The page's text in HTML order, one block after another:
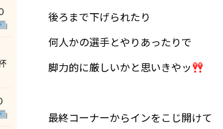
後ろまで下げられたり
何人かの選手とやりあったりで
脚力的に厳しいかと思いきやッ
最終コーナーからインをこじ開けて